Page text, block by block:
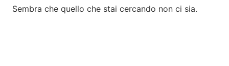
Sembra che quello che stai cercando non ci sia.